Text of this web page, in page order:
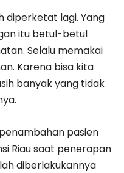
diperketat lagi. Yang
itu betul-betul
Selalu memakai
Karena bisa kita
banyak yang tidak
pasien
Riau saat penerapan
diberlakukannya